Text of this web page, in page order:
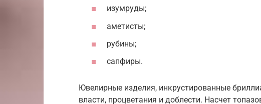
изумруды;
аметисты;
рубины;
сапфиры.
Ювелирные изделия, инкрустированные
власти, процветания и доблести. Насчет